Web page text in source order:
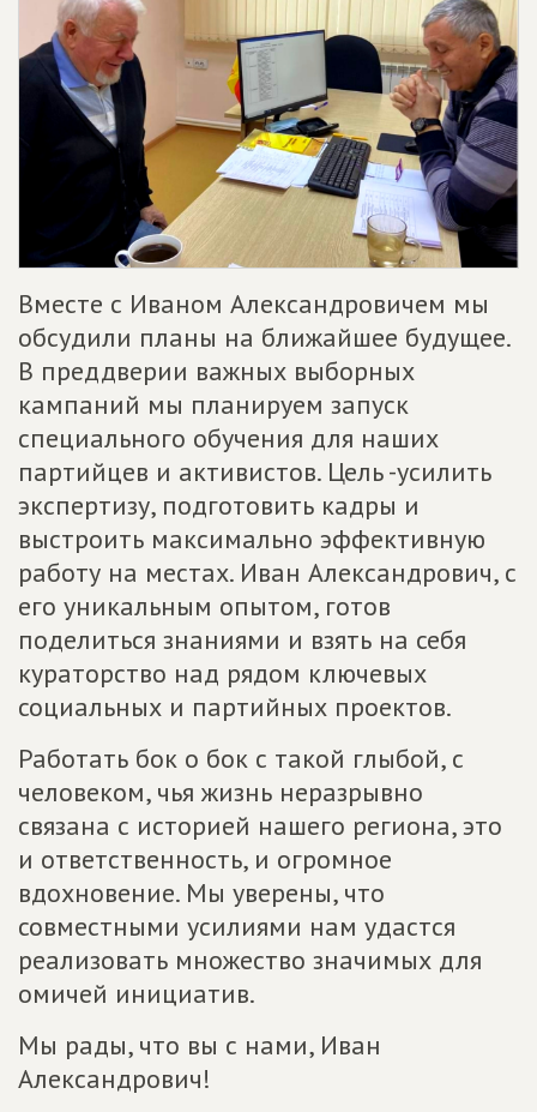
Вместе с Иваном Александровичем мы
обсудили планы на ближайшее будущее.
В преддверии важных выборных
кампаний мы планируем запуск
специального обучения для наших
партийцев и активистов. Цель -усилить
экспертизу, подготовить кадры и
выстроить максимально эффективную
работу на местах. Иван Александрович, с
его уникальным опытом, готов
поделиться знаниями и взять на себя
кураторство над рядом ключевых
социальных и партийных проектов.
Работать бок о бок с такой глыбой, с
человеком, чья жизнь неразрывно
связана с историей нашего региона, это
и ответственность, и огромное
вдохновение. Мы уверены, что
совместными усилиями нам удастся
реализовать множество значимых для
омичей инициатив.
Мы рады, что вы с нами, Иван
Александрович!